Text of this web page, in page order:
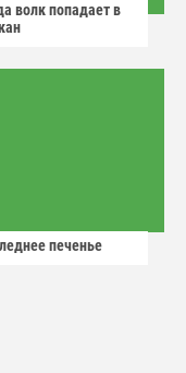
волк попадает в
печенье